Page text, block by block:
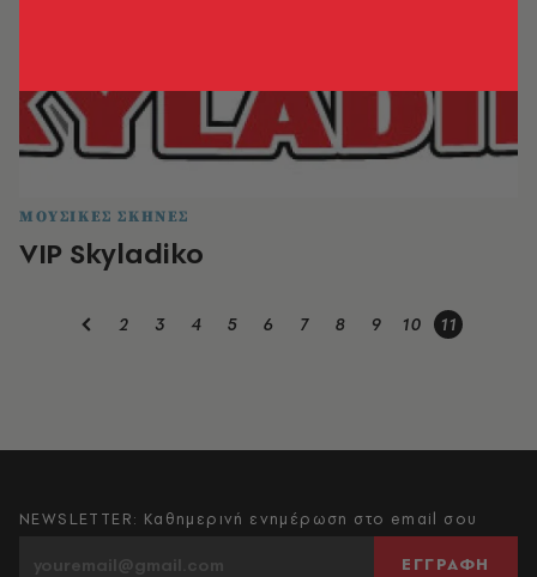
ΜΟΥΣΙΚΕΣ ΣΚΗΝΕΣ
VIP Skyladiko
2 3 4 5 6 7 8 9 10 11
NEWSLETTER: Καθημερινή ενημέρωση στο email σου
ΕΓΓΡΑΦΗ